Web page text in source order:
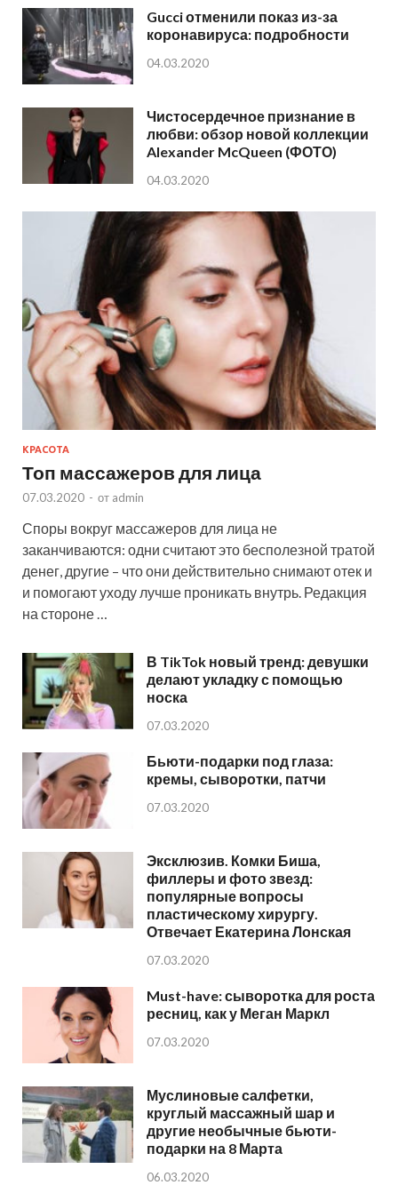
Gucci отменили показ из-за
коронавируса: подробности
04.03.2020
Чистосердечное признание в
любви: обзор новой коллекции
Alexander McQueen (ФОТО)
04.03.2020
КРАСОТА
Топ массажеров для лица
07.03.2020 - от admin
Споры вокруг массажеров для лица не
заканчиваются: одни считают это бесполезной тратой
денег, другие – что они действительно снимают отек и
и помогают уходу лучше проникать внутрь. Редакция
на стороне …
В TikTok новый тренд: девушки
делают укладку с помощью
носка
07.03.2020
Бьюти-подарки под глаза:
кремы, сыворотки, патчи
07.03.2020
Эксклюзив. Комки Биша,
филлеры и фото звезд:
популярные вопросы
пластическому хирургу.
Отвечает Екатерина Лонская
07.03.2020
Must-have: сыворотка для роста
ресниц, как у Меган Маркл
07.03.2020
Муслиновые салфетки,
круглый массажный шар и
другие необычные бьюти-
подарки на 8 Марта
06.03.2020